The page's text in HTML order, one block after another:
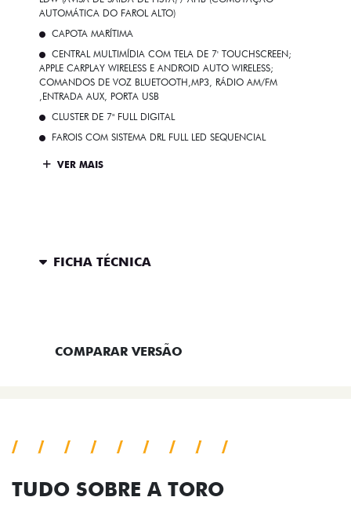
AUTOMÁTICA DO FAROL ALTO)
CAPOTA MARÍTIMA
CENTRAL MULTIMÍDIA COM TELA DE 7' TOUCHSCREEN;
APPLE CARPLAY WIRELESS E ANDROID AUTO WIRELESS;
COMANDOS DE VOZ BLUETOOTH,MP3, RÁDIO AM/FM
,ENTRADA AUX, PORTA USB
CLUSTER DE 7" FULL DIGITAL
FAROIS COM SISTEMA DRL FULL LED SEQUENCIAL
VER MAIS
FICHA TÉCNICA
COMPARAR VERSÃO
TUDO SOBRE A TORO